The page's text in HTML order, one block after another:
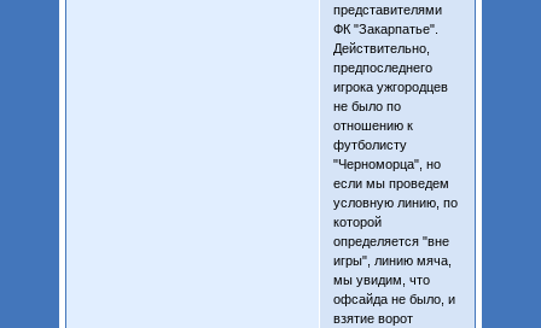
представителями
ФК "Закарпатье".
Действительно,
предпоследнего
игрока ужгородцев
не было по
отношению к
футболисту
"Черноморца", но
если мы проведем
условную линию, по
которой
определяется "вне
игры", линию мяча,
мы увидим, что
офсайда не было, и
взятие ворот